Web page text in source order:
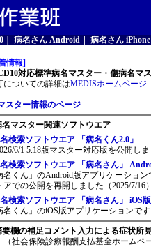
病名さん Android 病名さん iPhone
情報]
対応標準病名マスター・傷病名マ
についての詳細はMEDISホームページ
スター情報のページ
名マスター関連ソフトウエア
検索ソフトウエア 「病名くん2.0」
6/1 5.18版マスター対応版を公開し
検索ソフトウエア 「病名さん」
名くん」のAndroid版アプリケーショ
アでの公開を再開しました（2025/7/16）
検索ソフトウエア 「病名さん」 iOS版
名くん」のiOS版アプリケーションで
要欄の補足コメント入力による症状所
会保険診療報酬支払基金ホームペ